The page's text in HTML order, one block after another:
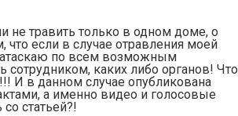
не травить только в одном доме, о
если в случае отравления моей
по всем возможным
сотрудником, каких либо органов! Что
И в данном случае опубликована
а именно видео и голосовые
статьей?!